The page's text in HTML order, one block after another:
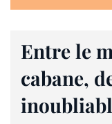
Entre le
cabane,